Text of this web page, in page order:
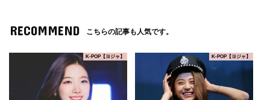
RECOMMEND こちらの記事も人気です。
K-POP【ヨジャ】 K-POP【ヨジャ】